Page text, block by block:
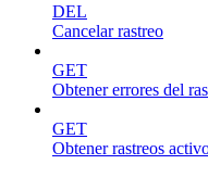
DEL
Cancelar rastreo
GET
Obtener errores del
GET
Obtener rastreos